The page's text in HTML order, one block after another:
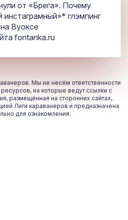
от «Брега». Почему
инстаграмный»* глэмпинг
на Вуоксе
fontanka.ru
Мы не несём ответственности
на которые ведут ссылки с
размещённая на сторонних сайтах,
Лиги караванеров и предназначена
для ознакомления.